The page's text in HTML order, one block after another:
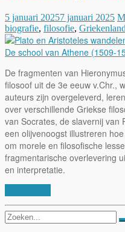
5 januari 20257 januari 2025
biografie, filosofie, Griekenland
De fragmenten van
filosoof uit de 3e eeuw v.Chr.,
auteurs zijn overgeleverd,
over verschillende Griekse
van Socrates, de slavernij van
een olijvenoogst illustreren
om morele en filosofische
fragmentarische overlevering
en interpretatie.
Zoeken
naar: